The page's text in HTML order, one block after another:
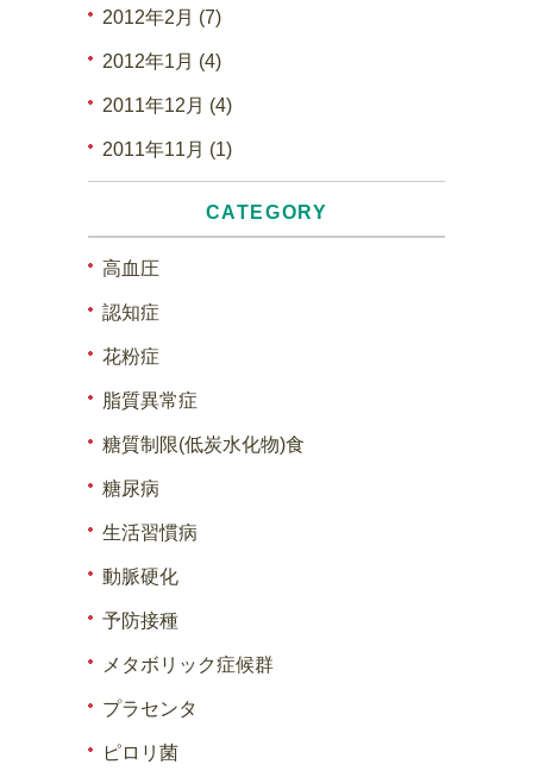
2012年2月 (7)
2012年1月 (4)
2011年12月 (4)
2011年11月 (1)
CATEGORY
高血圧
認知症
花粉症
脂質異常症
糖質制限(低炭水化物)食
糖尿病
生活習慣病
動脈硬化
予防接種
メタボリック症候群
プラセンタ
ピロリ菌